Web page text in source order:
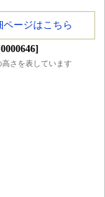
ージはこちら
さを表しています